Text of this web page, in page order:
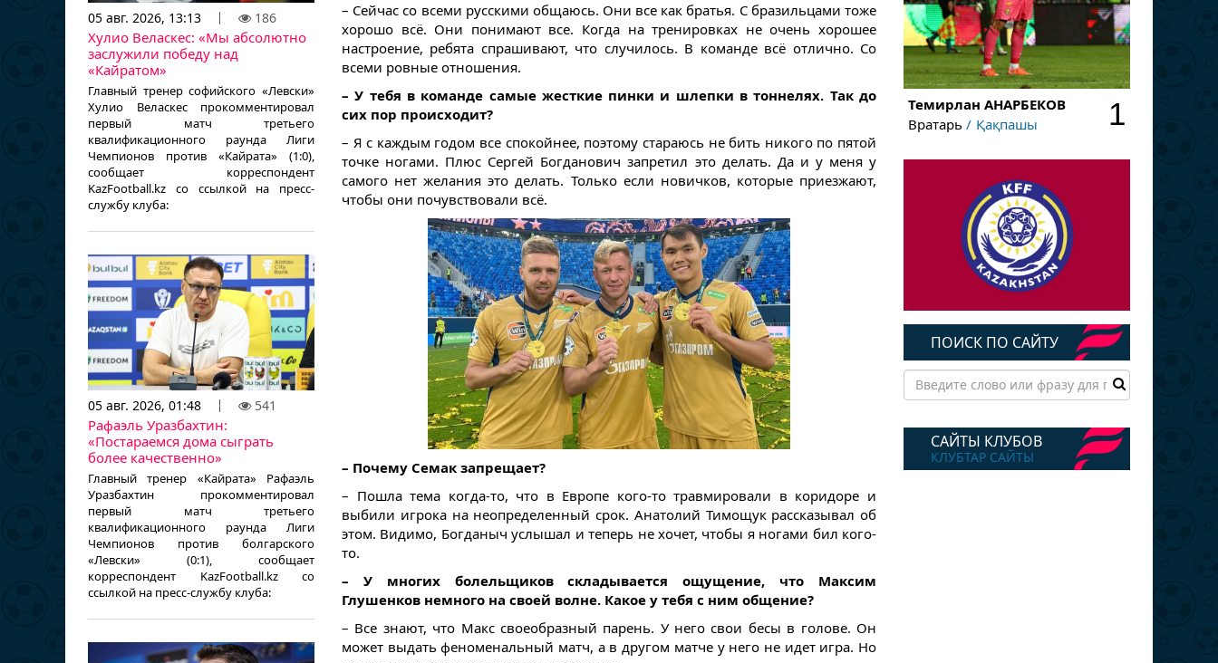
05 авг. 2026, 13:13 186
Хулио Веласкес: «Мы абсолютно
заслужили победу над
«Кайратом»
Главный тренер софийского «Левски»
Хулио Веласкес прокомментировал
первый матч третьего
квалификационного раунда Лиги
Чемпионов против «Кайрата» (1:0),
сообщает корреспондент
KazFootball.kz со ссылкой на пресс-
службу клуба:
05 авг. 2026, 01:48 541
Рафаэль Уразбахтин:
«Постараемся дома сыграть
более качественно»
Главный тренер «Кайрата» Рафаэль
Уразбахтин прокомментировал
первый матч третьего
квалификационного раунда Лиги
Чемпионов против болгарского
«Левски» (0:1), сообщает
корреспондент KazFootball.kz со
ссылкой на пресс-службу клуба:
– Сейчас со всеми русскими общаюсь. Они все как братья. С бразильцами тоже
хорошо всё. Они понимают все. Когда на тренировках не очень хорошее
настроение, ребята спрашивают, что случилось. В команде всё отлично. Со
всеми ровные отношения.
– У тебя в команде самые жесткие пинки и шлепки в тоннелях. Так до
сих пор происходит?
– Я с каждым годом все спокойнее, поэтому стараюсь не бить никого по пятой
точке ногами. Плюс Сергей Богданович запретил это делать. Да и у меня у
самого нет желания это делать. Только если новичков, которые приезжают,
чтобы они почувствовали всё.
– Почему Семак запрещает?
– Пошла тема когда-то, что в Европе кого-то травмировали в коридоре и
выбили игрока на неопределенный срок. Анатолий Тимощук рассказывал об
этом. Видимо, Богданыч услышал и теперь не хочет, чтобы я ногами бил кого-
то.
– У многих болельщиков складывается ощущение, что Максим
Глушенков немного на своей волне. Какое у тебя с ним общение?
– Все знают, что Макс своеобразный парень. У него свои бесы в голове. Он
может выдать феноменальный матч, а в другом матче у него не идет игра. Но
Темирлан АНАРБЕКОВ
Вратарь
Қақпашы 1
ПОИСК ПО САЙТУ
САЙТЫ КЛУБОВ
КЛУБТАР САЙТЫ